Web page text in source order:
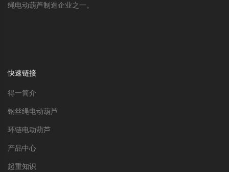
绳电动葫芦制造企业之一。
快速链接
得一简介
钢丝绳电动葫芦
环链电动葫芦
产品中心
起重知识